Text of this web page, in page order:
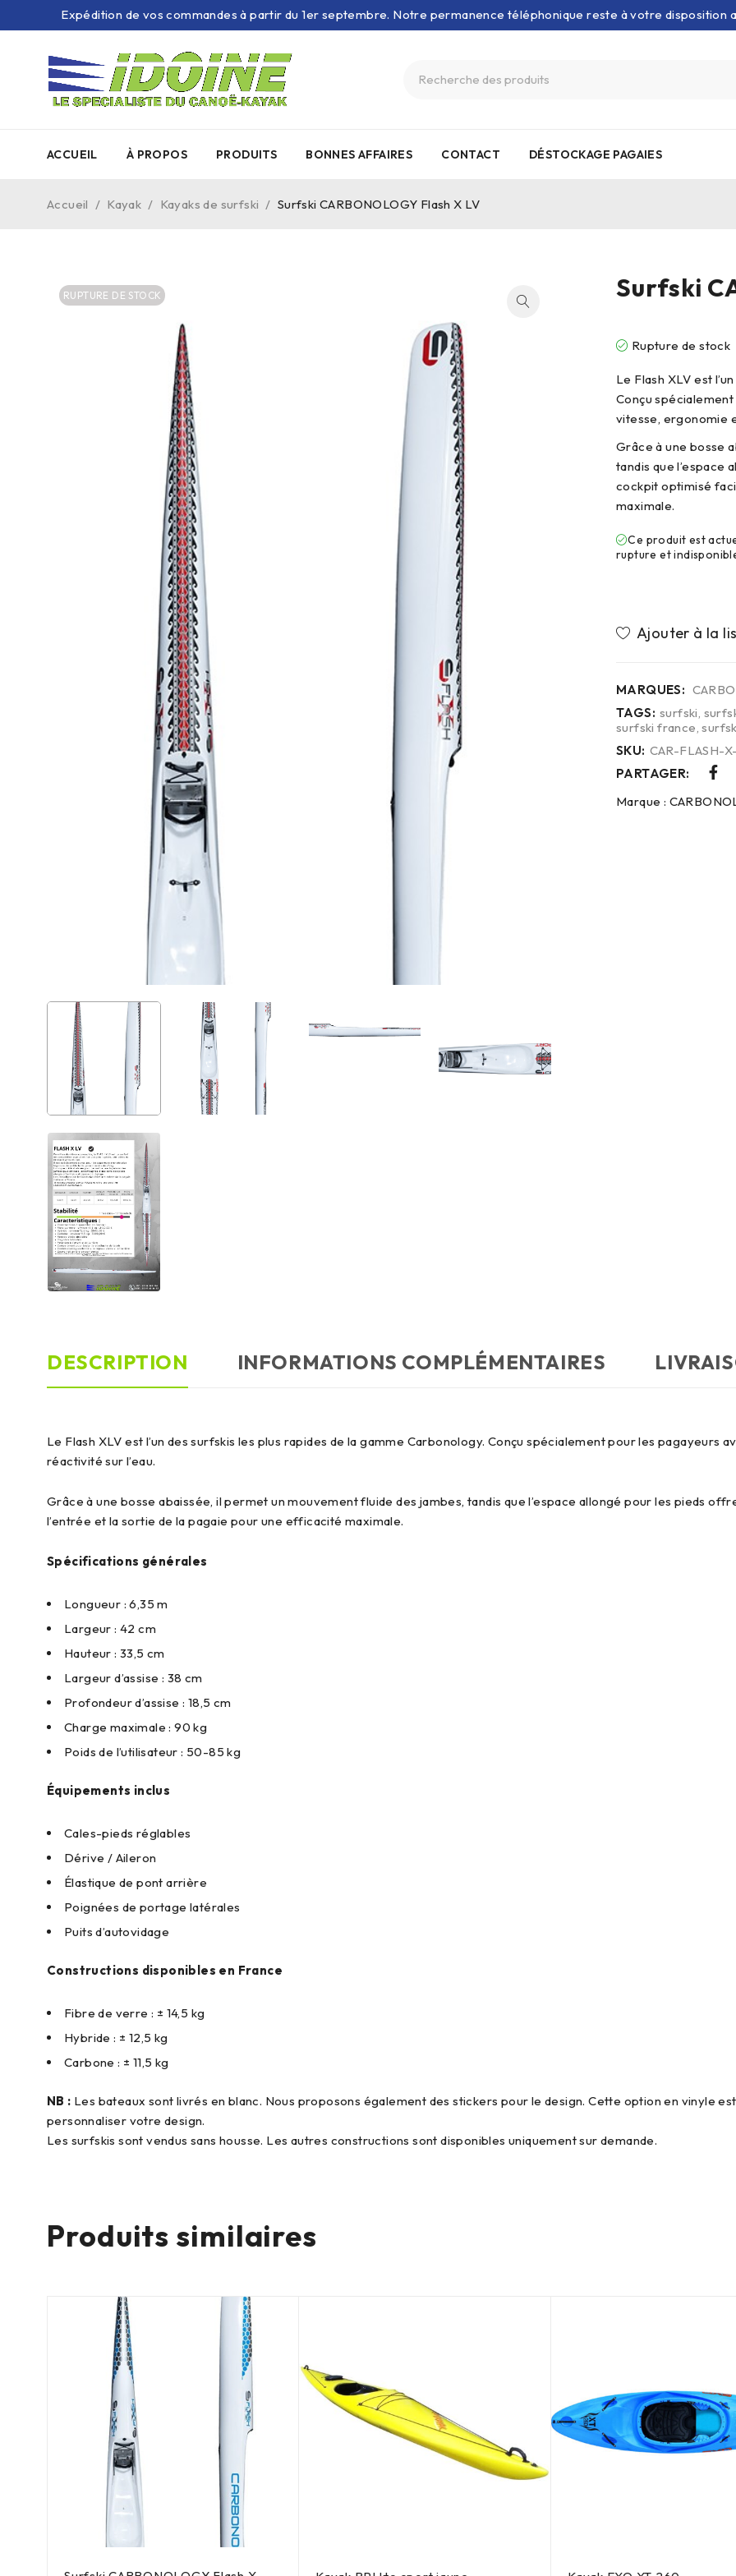
Expédition de vos commandes à partir du 1er septembre. Notre permanence téléphonique reste à votre
ACCUEIL À PROPOS PRODUITS BONNES AFFAIRES CONTACT DÉSTOCKAGE PAGAIES
Accueil / Kayak / Kayaks de surfski / Surfski CARBONOLOGY Flash X LV
RUPTURE DE STOCK Surfski
Rupture de stock
Le Flash XLV est
Conçu
vitesse, ergonomie
Grâce à une bosse
tandis que l’espace
cockpit optimisé
maximale.
Ce produit est
rupture et
MARQUES:
TAGS: surfski,
surfski france,
SKU: CAR-FLASH-
PARTAGER:
Marque :
DESCRIPTION INFORMATIONS COMPLÉMENTAIRES
Le Flash XLV est l’un des surfskis les plus rapides de la gamme Carbonology. Conçu spécialement pour les pagayeurs
réactivité sur l’eau.
Grâce à une bosse abaissée, il permet un mouvement fluide des jambes, tandis que l’espace allongé pour les pieds
l’entrée et la sortie de la pagaie pour une efficacité maximale.
Spécifications générales
Longueur : 6,35 m
Largeur : 42 cm
Hauteur : 33,5 cm
Largeur d’assise : 38 cm
Profondeur d’assise : 18,5 cm
Charge maximale : 90 kg
Poids de l’utilisateur : 50-85 kg
Équipements inclus
Cales-pieds réglables
Dérive / Aileron
Élastique de pont arrière
Poignées de portage latérales
Puits d’autovidage
Constructions disponibles en France
Fibre de verre : ± 14,5 kg
Hybride : ± 12,5 kg
Carbone : ± 11,5 kg
NB : Les bateaux sont livrés en blanc. Nous proposons également des stickers pour le design. Cette option en vinyle
personnaliser votre design.
Les surfskis sont vendus sans housse. Les autres constructions sont disponibles uniquement sur demande.
Produits similaires